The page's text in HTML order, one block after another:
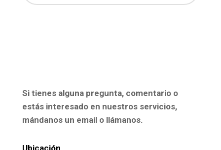
Si tienes alguna pregunta, comentario o
estás interesado en nuestros servicios,
mándanos un email o llámanos.
Ubicación